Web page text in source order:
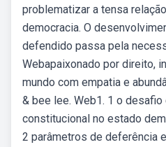
problematizar a tensa
democracia. O
defendido passa pela
Webapaixonado por direito,
mundo com empatia e
& bee lee. Web1. 1 o desafio
constitucional no estado
2 parâmetros de deferência